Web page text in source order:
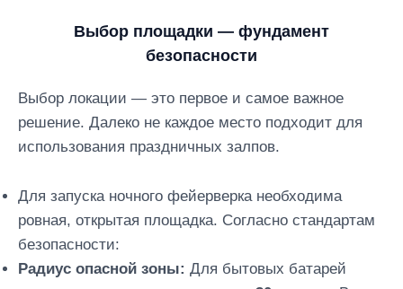
Выбор площадки — фундамент
безопасности
Выбор локации — это первое и самое важное
решение. Далеко не каждое место подходит для
использования праздничных залпов.
Для запуска ночного фейерверка необходима
ровная, открытая площадка. Согласно стандартам
безопасности:
Радиус опасной зоны: Для бытовых батарей